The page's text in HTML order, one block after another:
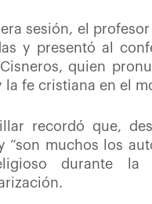
sesión, el
y presentó al
quien
la fe cristiana en el
recordó que,
“son muchos los
durante